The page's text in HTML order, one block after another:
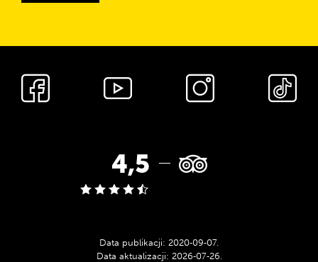
Media
społecznościowe
Ocena
w
serwisie
4,5
Data publikacji: 2020‑09‑07.
Data aktualizacji: 2026‑07‑26.